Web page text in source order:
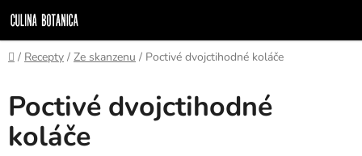
na
obsah
Domů
/ Recepty / Ze skanzenu / Poctivé dvojctihodné koláče
Poctivé dvojctihodné
koláče